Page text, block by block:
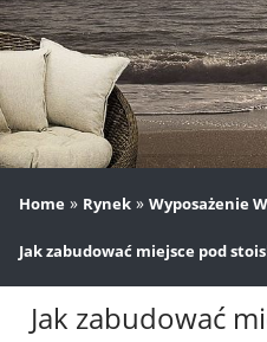
Home » Rynek » Wyposażenie
Jak zabudować miejsce pod
Jak zabudować